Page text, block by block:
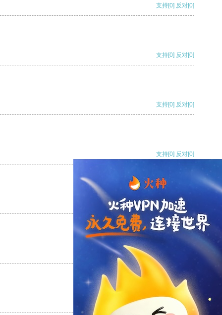
支持[0] 反对[0]
支持[0] 反对[0]
支持[0] 反对[0]
支持[0] 反对[0]
支持[0] 反对
支持
反对 [0]